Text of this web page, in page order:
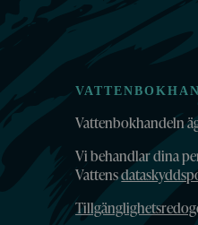
Vattenbokhandeln
Vi behandlar dina
Vattens